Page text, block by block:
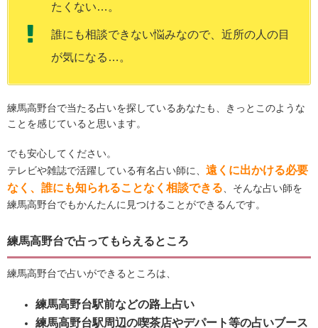
たくない…。
誰にも相談できない悩みなので、近所の人の目
が気になる…。
練馬高野台で当たる占いを探しているあなたも、きっとこのような
ことを感じていると思います。
でも安心してください。
テレビや雑誌で活躍している有名占い師に、 遠くに出かける必要
なく、誰にも知られることなく相談できる、そんな占い師を
練馬高野台でもかんたんに見つけることができるんです。
練馬高野台で占ってもらえるところ
練馬高野台で占いができるところは、
練馬高野台駅前などの路上占い
練馬高野台駅周辺の喫茶店やデパート等の占いブース